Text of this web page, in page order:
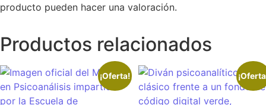
producto pueden hacer una valoración.
Productos relacionados
¡Oferta!